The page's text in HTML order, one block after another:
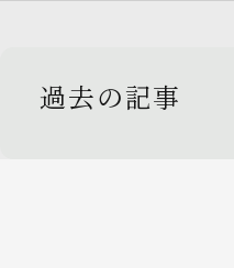
過去の記事